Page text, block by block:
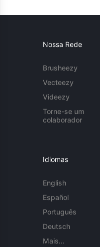
Nossa Rede
Brusheezy
Vecteezy
Videezy
Torne-se um
colaborador
Idiomas
English
Español
Português
Deutsch
Mais...